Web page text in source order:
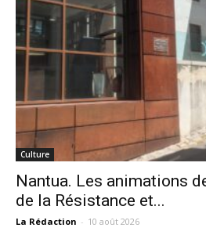
Culture
Nantua. Les animations
de la Résistance et...
La Rédaction - 10 août 2026